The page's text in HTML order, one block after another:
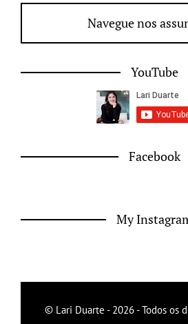
Navegue nos
YouTube
Facebook
My
© Lari Duarte - 2026 - Todos os